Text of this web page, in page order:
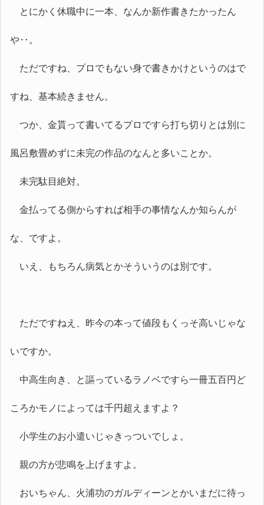
とにかく休職中に一本、なんか新作書きたかったん
や‥。
ただですね、プロでもない身で書きかけというのはで
すね、基本続きません。
つか、金貰って書いてるプロですら打ち切りとは別に
風呂敷畳めずに未完の作品のなんと多いことか。
未完駄目絶対。
金払ってる側からすれば相手の事情なんか知らんが
な、ですよ。
いえ、もちろん病気とかそういうのは別です。
ただですねえ、昨今の本って値段もくっそ高いじゃな
いですか。
中高生向き、と謳っているラノベですら一冊五百円ど
ころかモノによっては千円超えますよ？
小学生のお小遣いじゃきっついでしょ。
親の方が悲鳴を上げますよ。
おいちゃん、火浦功のガルディーンとかいまだに待っ